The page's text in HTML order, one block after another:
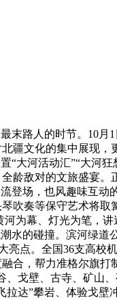
路人的时节。10月1
疆文化的集中展现
“大河活动汇”“大河
龄敌对的文旅盛宴
登场，也风趣味互
吹奏等保守艺术将
为幕、灯光为笔，
水的碰撞。滨河绿
亮点。全国36支高
合，帮力准格尔旗
戈壁、古寺、矿山
达”攀岩、体验戈